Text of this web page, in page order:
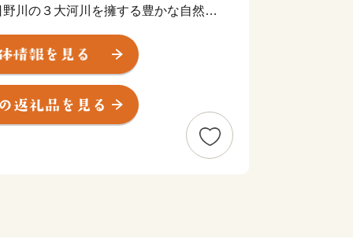
川の３大河川を擁する豊かな自然に
自然の中で育まれたバラエティーに
、新保ナスや木田チソなどの伝統野
トマト）のブランド野菜、越前ガニ
です。さらには、国の特別史跡・特
を受けている一乗谷朝倉氏遺跡をは
別邸である名勝養浩館庭園に代表され